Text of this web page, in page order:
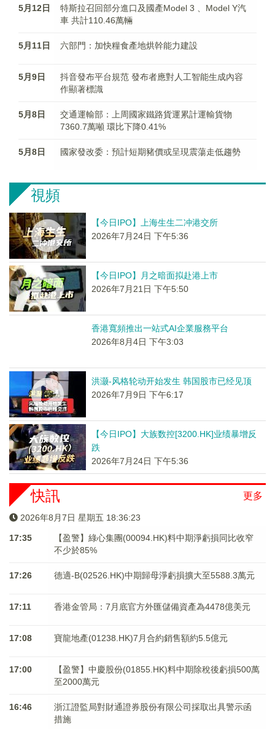
5月12日
特斯拉召回部分進口及國產Model 3 、Model Y汽
車 共計110.46萬輛
5月11日 六部門：加快糧食產地烘幹能力建設
5月9日
抖音發布平台規范 發布者應對人工智能生成內容
作顯著標識
5月8日
交通運輸部：上周國家鐵路貨運累計運輸貨物
7360.7萬噸 環比下降0.41%
5月8日 國家發改委：預計短期豬價或呈現震蕩走低趨勢
視頻
【今日IPO】上海生生二冲港交所
2026年7月24日 下午5:36
【今日IPO】月之暗面拟赴港上市
2026年7月21日 下午5:50
香港寬頻推出一站式AI企業服務平台
2026年8月4日 下午3:03
洪灏-风格轮动开始发生 韩国股市已经见顶
2026年7月9日 下午6:17
【今日IPO】大族数控[3200.HK]业绩暴增反
跌
2026年7月24日 下午5:36
更多
快訊
2026年8月7日 星期五 18:36:23
17:35
【盈警】綠心集團(00094.HK)料中期淨虧損同比收窄
不少於85%
17:26 德適-B(02526.HK)中期歸母淨虧損擴大至5588.3萬元
17:11 香港金管局：7月底官方外匯儲備資產為4478億美元
17:08 寶龍地產(01238.HK)7月合約銷售額約5.5億元
17:00
【盈警】中慶股份(01855.HK)料中期除稅後虧損500萬
至2000萬元
16:46
浙江證監局對財通證券股份有限公司採取出具警示函
措施